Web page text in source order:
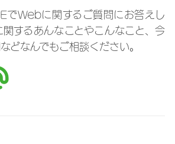
でWebに関するご質問にお答えし
するあんなことやこんなこと、今
どなんでもご相談ください。